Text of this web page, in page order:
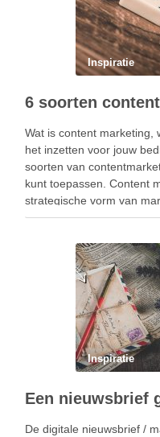
Inspiratie
6 soorten
Wat is content marketing,
het inzetten voor jouw
soorten van
kunt toepassen. Content
strategische vorm van
waardevolle, …
Inspiratie
De digitale nieuwsbrief /